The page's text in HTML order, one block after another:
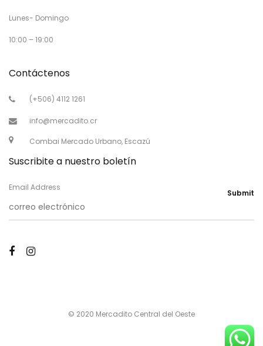
Lunes- Domingo
10:00 – 19:00
Contáctenos
(+506) 4112 1261
info@mercadito.cr
Combai Mercado Urbano, Escazú
Suscribite a nuestro boletín
Email Address
Submit
© 2020 Mercadito Central del Oeste